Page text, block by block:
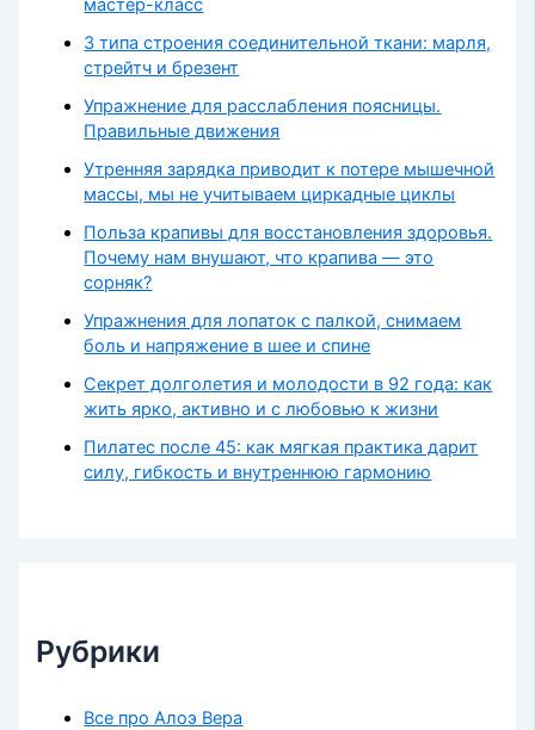
мастер-класс
3 типа строения соединительной ткани: марля,
стрейтч и брезент
Упражнение для расслабления поясницы.
Правильные движения
Утренняя зарядка приводит к потере мышечной
массы, мы не учитываем циркадные циклы
Польза крапивы для восстановления здоровья.
Почему нам внушают, что крапива — это
сорняк?
Упражнения для лопаток с палкой, снимаем
боль и напряжение в шее и спине
Секрет долголетия и молодости в 92 года: как
жить ярко, активно и с любовью к жизни
Пилатес после 45: как мягкая практика дарит
силу, гибкость и внутреннюю гармонию
Рубрики
Все про Алоэ Вера